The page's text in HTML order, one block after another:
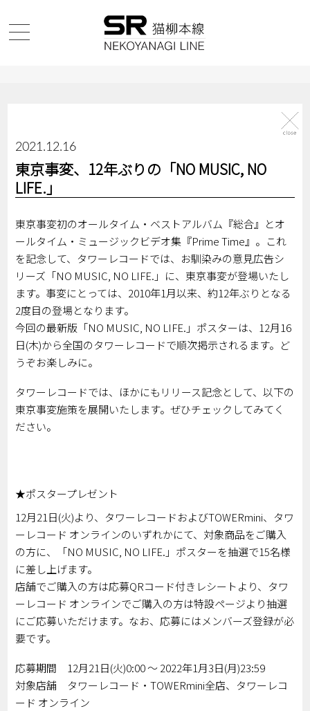
2021.12.16
東京事変、12年ぶりの「NO MUSIC, NO
LIFE.」
東京事変初のオールタイム・ベストアルバム『総合』とオ
ールタイム・ミュージックビデオ集『Prime Time』。これ
を記念して、タワーレコードでは、お馴染みの意見広告シ
リーズ「NO MUSIC, NO LIFE.」に、東京事変が登場いたし
ます。事変にとっては、2010年1月以来、約12年ぶりとなる
2度目の登場となります。
今回の最新版「NO MUSIC, NO LIFE.」ポスターは、12月16
日(木)から全国のタワーレコードで順次掲示されるます。ど
うぞお楽しみに。
タワーレコードでは、ほかにもリリース記念として、以下の
東京事変施策を展開いたします。ぜひチェックしてみてく
ださい。
★ポスタープレゼント
12月21日(火)より、タワーレコードおよびTOWERmini、タワ
ーレコード オンラインのいずれかにて、対象商品をご購入
の方に、「NO MUSIC, NO LIFE.」ポスターを抽選で15名様
に差し上げます。
店舗でご購入の方は応募QRコード付きレシートより、タワ
ーレコード オンラインでご購入の方は特設ページより抽選
にご応募いただけます。なお、応募にはメンバーズ登録が必
要です。
応募期間 12月21日(火)0:00 ～ 2022年1月3日(月)23:59
対象店舗 タワーレコード・TOWERmini全店、タワーレコ
ード オンライン